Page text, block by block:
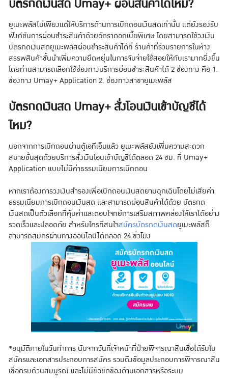
บัตรกดเงินสด Umay+ ผ่อนสินค้าได้ไหม?
ยูเมะพลัสไม่เพียงแต่ให้บริการด้านการเบิกถอนเงินสดเท่านั้น แต่ยังรองรับ
ฟังก์ชันการผ่อนชำระสินค้าด้วยอัตราดอกเบี้ยพิเศษ โดยสามารถใช้วงเงิน
บัตรกดเงินสดยูเมะพลัสผ่อนชำระสินค้าได้ที่ ร้านค้าที่ร่วมรายการในห้าง
สรรพสินค้าชั้นนำเพิ่มความยืดหยุ่นในการจับจ่ายใช้สอยให้กับเรามากยิ่งขึ้น
โดยท่านสามารถเลือกใช้ช่องทางบริการผ่อนชำระสินค้าได้ 2 ช่องทาง คือ 1.
ช่องทาง Umay+ Application 2. ช่องทางสาขายูเมะพลัส
บัตรกดเงินสด Umay+ สั่งโอนเงินเข้าบัญชีได้
ไหม?
นอกจากการเบิกถอนผ่านตู้เอทีเอ็มแล้ว ยูเมะพลัสยังเพิ่มความสะดวก
สบายขั้นสุดด้วยบริการสั่งเงินโอนเข้าบัญชีได้ตลอด 24 ชม. ที่ Umay+
Application แบบไม่มีค่าธรรมเนียมการเบิกถอน
หากเราต้องการวงเงินสำรองเพื่อเบิกถอนเงินสดยามฉุกเฉินโดยไม่เสียค่า
ธรรมเนียมการเบิกถอนเงินสด และสามารถผ่อนสินค้าได้ด้วย บัตรกด
เงินสดเป็นตัวเลือกที่คุ้มค่าและตอบโจทย์การเสริมสภาพคล่องให้เราได้อย่าง
รวดเร็วและปลอดภัย สำหรับใครที่สนใจสมัครบัตรกดเงินสดยูเมะพลัสก็
สามารถสมัครผ่านทางออนไลน์ได้ตลอด 24 ชั่วโมง
*อนุมัติภายในวันทำการ นับจากวันที่เจ้าหน้าที่ฝ่ายพิจารณาสินเชื่อได้รับใบ
สมัครและเอกสารประกอบการสมัคร รวมถึงข้อมูลประกอบการพิจารณาสิน
เชื่อครบถ้วนสมบูรณ์ และไม่มีข้อขัดข้องด้านเอกสารหรือระบบ